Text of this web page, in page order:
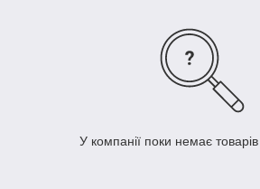
У компанії поки немає